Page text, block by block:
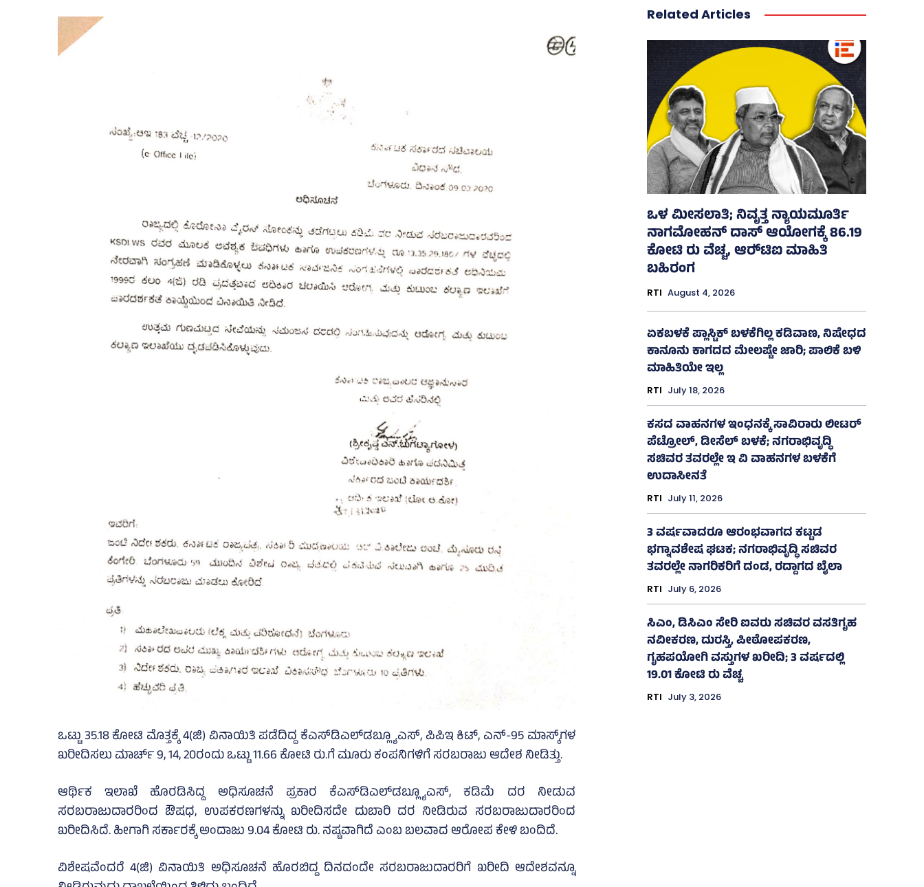
ಒಟ್ಟು 35.18 ಕೋಟಿ ಮೊತ್ತಕ್ಕೆ 4(ಜಿ) ವಿನಾಯಿತಿ ಪಡೆದಿದ್ದ ಕೆಎಸ್‌ಡಿಎಲ್‌ಡಬ್ಲ್ಯೂಎಸ್‌, ಪಿಪಿಇ ಕಿಟ್‌, ಎನ್‌-95 ಮಾಸ್ಕ್‌ಗಳ
ಖರೀದಿಸಲು ಮಾರ್ಚ್‌ 9, 14, 20ರಂದು ಒಟ್ಟು 11.66 ಕೋಟಿ ರು.ಗೆ ಮೂರು ಕಂಪನಿಗಳಿಗೆ ಸರಬರಾಜು ಆದೇಶ ನೀಡಿತ್ತು.
ಆರ್ಥಿಕ ಇಲಾಖೆ ಹೊರಡಿಸಿದ್ದ ಅಧಿಸೂಚನೆ ಪ್ರಕಾರ ಕೆಎಸ್‌ಡಿಎಲ್‌ಡಬ್ಲ್ಯೂಎಸ್‌, ಕಡಿಮೆ ದರ ನೀಡುವ
ಸರಬರಾಜುದಾರರಿಂದ ಔಷಧ, ಉಪಕರಣಗಳನ್ನು ಖರೀದಿಸದೇ ದುಬಾರಿ ದರ ನೀಡಿರುವ ಸರಬರಾಜುದಾರರಿಂದ
ಖರೀದಿಸಿದೆ. ಹೀಗಾಗಿ ಸರ್ಕಾರಕ್ಕೆ ಅಂದಾಜು 9.04 ಕೋಟಿ ರು. ನಷ್ಟವಾಗಿದೆ ಎಂಬ ಬಲವಾದ ಆರೋಪ ಕೇಳಿ ಬಂದಿದೆ.
ವಿಶೇಷವೆಂದರೆ 4(ಜಿ) ವಿನಾಯಿತಿ ಅಧಿಸೂಚನೆ ಹೊರಬಿದ್ದ ದಿನದಂದೇ ಸರಬರಾಜುದಾರರಿಗೆ ಖರೀದಿ ಆದೇಶವನ್ನೂ
Related Articles
ಒಳ ಮೀಸಲಾತಿ; ನಿವೃತ್ತ ನ್ಯಾಯಮೂರ್ತಿ
ನಾಗಮೋಹನ್ ದಾಸ್ ಆಯೋಗಕ್ಕೆ 86.19
ಕೋಟಿ ರು ವೆಚ್ಚ, ಆರ್‍‌ಟಿಐ ಮಾಹಿತಿ
ಬಹಿರಂಗ
RTI August 4, 2026
ಏಕಬಳಕೆ ಪ್ಲಾಸ್ಟಿಕ್‌ ಬಳಕೆಗಿಲ್ಲ ಕಡಿವಾಣ, ನಿಷೇಧದ
ಕಾನೂನು ಕಾಗದದ ಮೇಲಷ್ಟೇ ಜಾರಿ; ಪಾಲಿಕೆ ಬಳಿ
ಮಾಹಿತಿಯೇ ಇಲ್ಲ
RTI July 18, 2026
ಕಸದ ವಾಹನಗಳ ಇಂಧನಕ್ಕೆ ಸಾವಿರಾರು ಲೀಟರ್‌
ಪೆಟ್ರೋಲ್, ಡೀಸೆಲ್ ಬಳಕೆ; ನಗರಾಭಿವೃದ್ಧಿ
ಸಚಿವರ ತವರಲ್ಲೇ ಇ ವಿ ವಾಹನಗಳ ಬಳಕೆಗೆ
ಉದಾಸೀನತೆ
RTI July 11, 2026
3 ವರ್ಷವಾದರೂ ಆರಂಭವಾಗದ ಕಟ್ಟಡ
ಭಗ್ನಾವಶೇಷ ಘಟಕ; ನಗರಾಭಿವೃದ್ಧಿ ಸಚಿವರ
ತವರಲ್ಲೇ ನಾಗರಿಕರಿಗೆ ದಂಡ, ರದ್ದಾಗದ ಬೈಲಾ
RTI July 6, 2026
ಸಿಎಂ, ಡಿಸಿಎಂ ಸೇರಿ ಐವರು ಸಚಿವರ ವಸತಿಗೃಹ
ನವೀಕರಣ, ದುರಸ್ತಿ, ಪೀಠೋಪಕರಣ,
ಗೃಹಪಯೋಗಿ ವಸ್ತುಗಳ ಖರೀದಿ; 3 ವರ್ಷದಲ್ಲಿ
19.01 ಕೋಟಿ ರು ವೆಚ್ಚ
RTI July 3, 2026